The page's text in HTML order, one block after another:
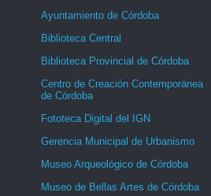
Ayuntamiento de Córdoba
Biblioteca Central
Biblioteca Provincial de Córdoba
Centro de Creación Contemporánea
de Córdoba
Fototeca Digital del IGN
Gerencia Municipal de Urbanismo
Museo Arqueológico de Córdoba
Museo de Bellas Artes de Córdoba